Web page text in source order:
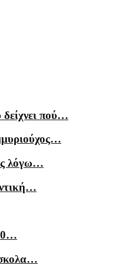
πού…
λόγω…